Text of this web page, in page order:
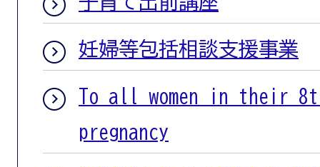
妊婦等包括相談支援事業
To all women in their
pregnancy